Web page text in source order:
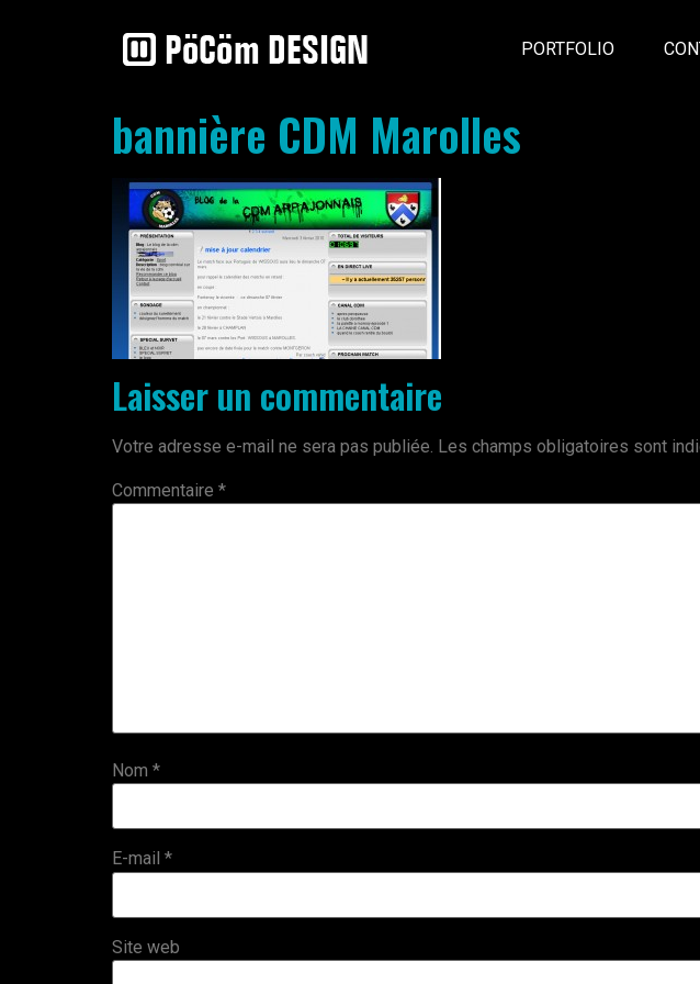
PORTFOLIO
bannière CDM Marolles
Laisser un commentaire
Votre adresse e-mail ne sera pas publiée. Les champs obligatoires sont
Commentaire *
Nom *
E-mail *
Site web